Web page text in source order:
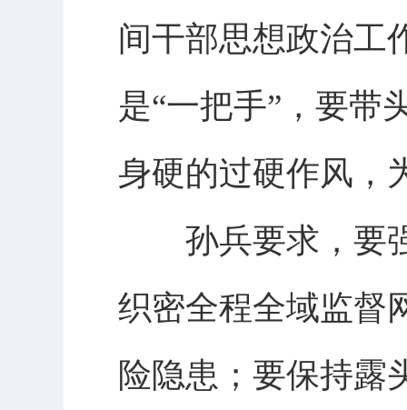
间干部思想政治工
是“一把手”，要带
身硬的过硬作风，
孙兵要求，要强
织密全程全域监督
险隐患；要保持露